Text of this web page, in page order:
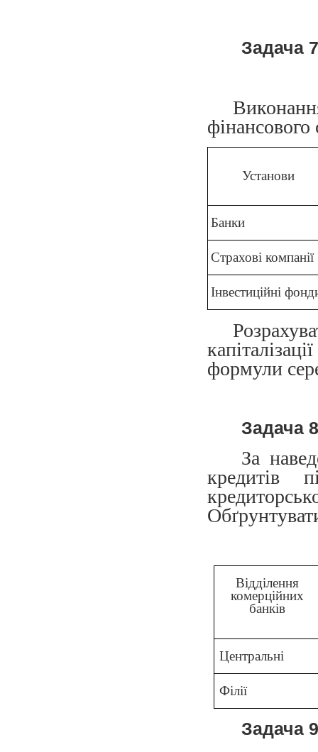
Задача 7
фінансового
Установи
Банки
Страхові компанії
Інвестиційні
формули
Задача 8
За
кредитів
Відділення
комерційних
банків
Центральні
Філії
Задача 9